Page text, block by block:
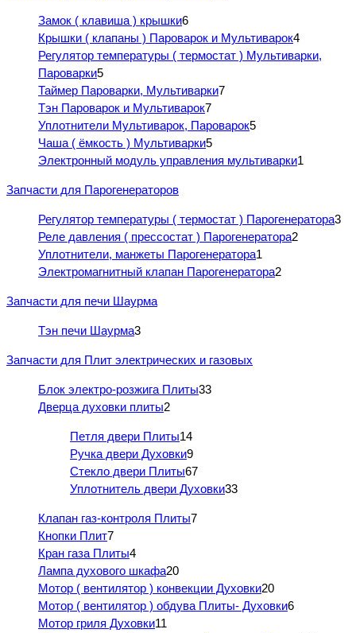
Замок ( клавиша ) крышки6
Крышки ( клапаны ) Пароварок и Мультиварок4
Регулятор температуры ( термостат ) Мультиварки,
Пароварки5
Таймер Пароварки, Мультиварки7
Тэн Пароварок и Мультиварок7
Уплотнители Мультиварок, Пароварок5
Чаша ( ёмкость ) Мультиварки5
Электронный модуль управления мультиварки1
Запчасти для Парогенераторов
Регулятор температуры ( термостат ) Парогенератора3
Реле давления ( прессостат ) Парогенератора2
Уплотнители, манжеты Парогенератора1
Электромагнитный клапан Парогенератора2
Запчасти для печи Шаурма
Тэн печи Шаурма3
Запчасти для Плит электрических и газовых
Блок электро-розжига Плиты33
Дверца духовки плиты2
Петля двери Плиты14
Ручка двери Духовки9
Стекло двери Плиты67
Уплотнитель двери Духовки33
Клапан газ-контроля Плиты7
Кнопки Плит7
Кран газа Плиты4
Лампа духового шкафа20
Мотор ( вентилятор ) конвекции Духовки20
Мотор ( вентилятор ) обдува Плиты- Духовки6
Мотор гриля Духовки11